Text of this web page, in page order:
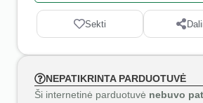
Sekti
NEPATIKRINTA PARDUOTUVĖ
Ši internetinė parduotuvė nebuvo